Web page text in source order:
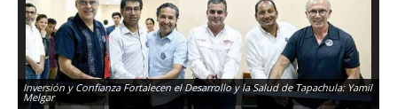
Inversión y Confianza Fortalecen el Desarrollo y la Salud de Tapachula: Yamil
Melgar